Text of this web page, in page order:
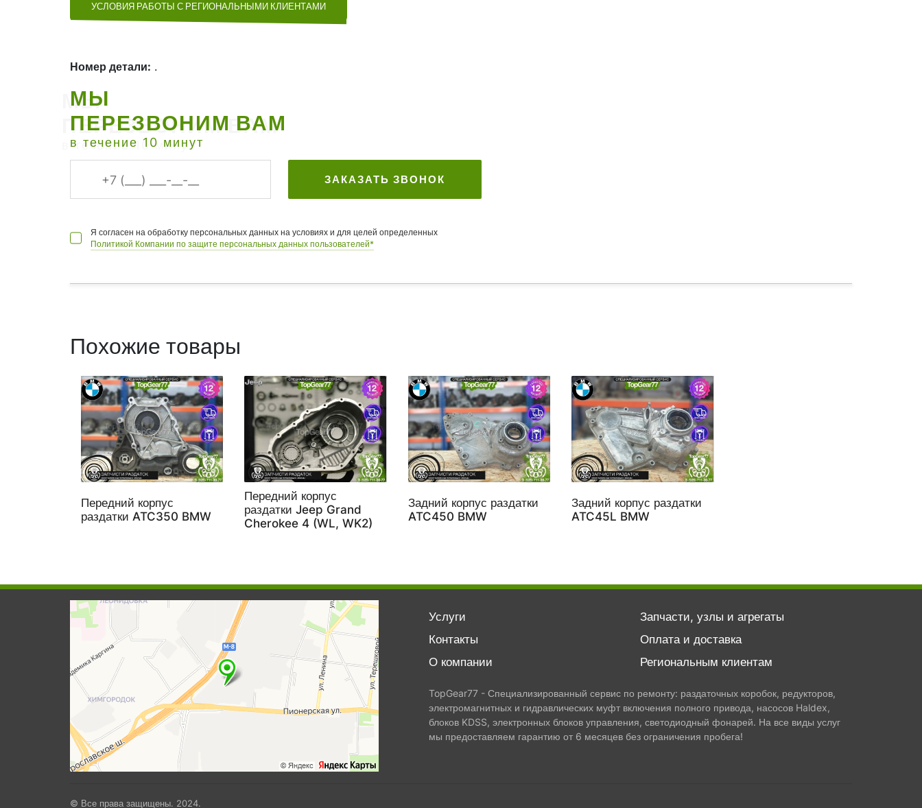
УСЛОВИЯ РАБОТЫ С РЕГИОНАЛЬНЫМИ КЛИЕНТАМИ
Номер детали: .
МЫ
ПЕРЕЗВОНИМ ВАМ
в течение 10 минут
ЗАКАЗАТЬ ЗВОНОК
Я согласен на обработку персональных данных на условиях и для целей определенных
Политикой Компании по защите персональных данных пользователей*
Похожие товары
Передний корпус
раздатки ATC350 BMW
Передний корпус
раздатки Jeep Grand
Cherokee 4 (WL, WK2)
Задний корпус раздатки
ATC450 BMW
Задний корпус раздатки
ATC45L BMW
Услуги
Запчасти, узлы и агрегаты
Контакты
Оплата и доставка
О компании
Региональным клиентам
TopGear77 - Специализированный сервис по ремонту: раздаточных коробок, редукторов,
электромагнитных и гидравлических муфт включения полного привода, насосов Haldex,
блоков KDSS, электронных блоков управления, светодиодный фонарей. На все виды услуг
мы предоставляем гарантию от 6 месяцев без ограничения пробега!
© Все права защищены. 2024.